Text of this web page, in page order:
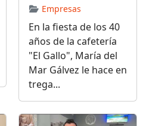
Empresas
En la fiesta de los 40
años de la cafetería
"El Gallo", María del
Mar Gálvez le hace en
trega...